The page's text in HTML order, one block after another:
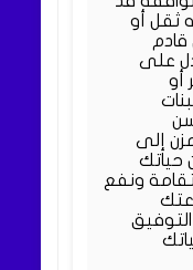
ثقل أو
على
أو
إلى
حياتك
ونفع